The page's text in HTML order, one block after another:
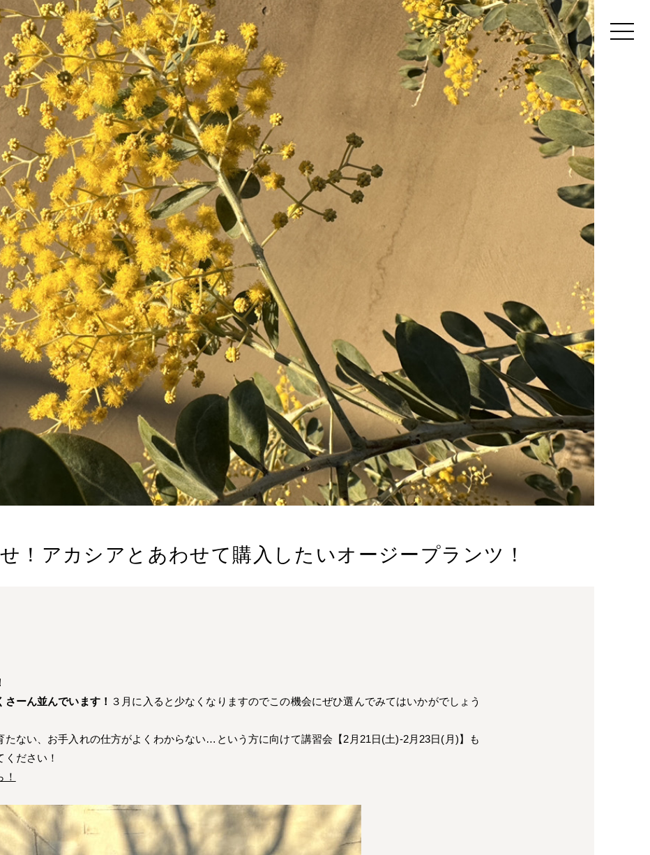
！アカシアとあわせて購入したいオージープランツ！
ーん並んでいます！ ３月に入ると少なくなりますのでこの機会にぜひ選んでみてはいかがでしょう
たない、お手入れの仕方がよくわからない…という方に向けて講習会【2月21日(土)-2月23日(月)】も
ださい！